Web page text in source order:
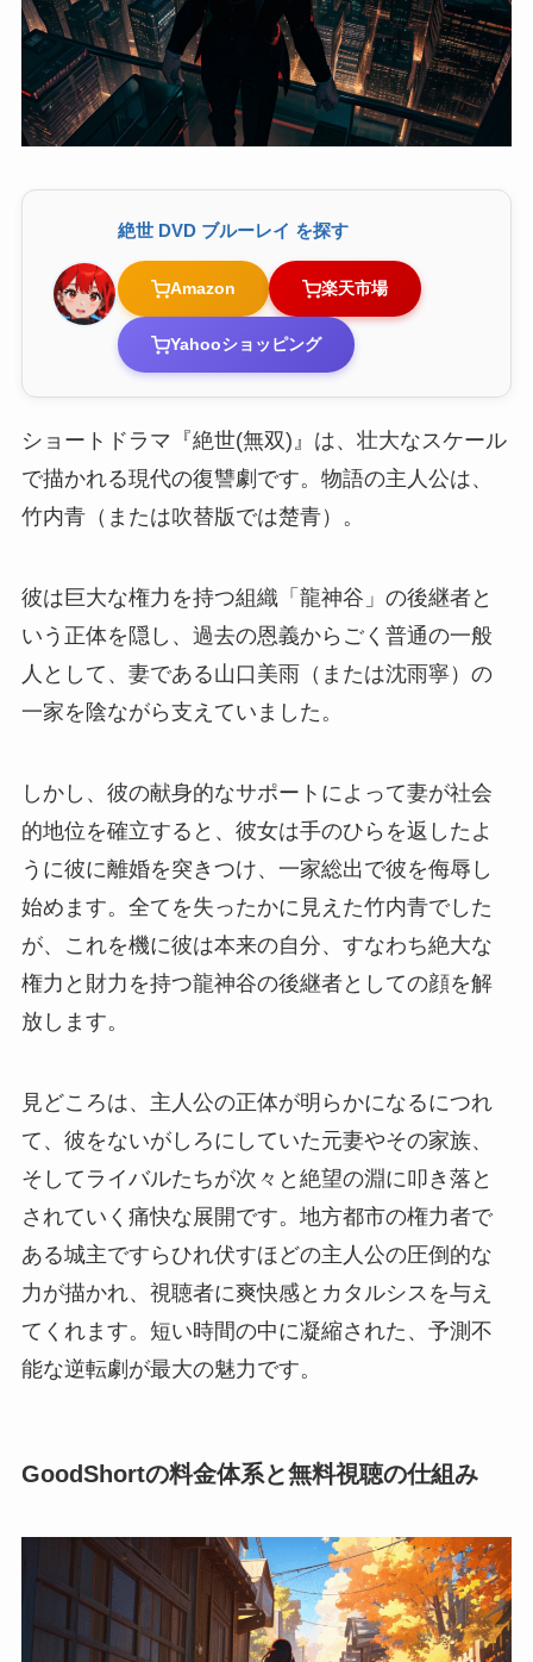
絶世 DVD ブルーレイ を探す
Amazon 楽天市場
Yahooショッピング
ショートドラマ『絶世(無双)』は、壮大なスケール
で描かれる現代の復讐劇です。物語の主人公は、
竹内青（または吹替版では楚青）。
彼は巨大な権力を持つ組織「龍神谷」の後継者と
いう正体を隠し、過去の恩義からごく普通の一般
人として、妻である山口美雨（または沈雨寧）の
一家を陰ながら支えていました。
しかし、彼の献身的なサポートによって妻が社会
的地位を確立すると、彼女は手のひらを返したよ
うに彼に離婚を突きつけ、一家総出で彼を侮辱し
始めます。全てを失ったかに見えた竹内青でした
が、これを機に彼は本来の自分、すなわち絶大な
権力と財力を持つ龍神谷の後継者としての顔を解
放します。
見どころは、主人公の正体が明らかになるにつれ
て、彼をないがしろにしていた元妻やその家族、
そしてライバルたちが次々と絶望の淵に叩き落と
されていく痛快な展開です。地方都市の権力者で
ある城主ですらひれ伏すほどの主人公の圧倒的な
力が描かれ、視聴者に爽快感とカタルシスを与え
てくれます。短い時間の中に凝縮された、予測不
能な逆転劇が最大の魅力です。
GoodShortの料金体系と無料視聴の仕組み